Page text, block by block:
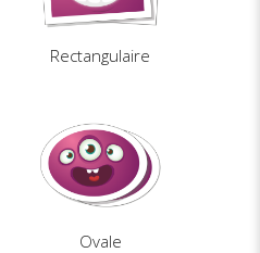
Rectangulaire
Ovale